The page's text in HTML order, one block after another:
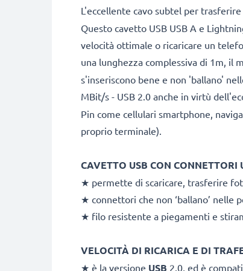
L'eccellente cavo subtel per
Questo cavetto USB USB A e
velocità ottimale o ricaricare un
una lunghezza complessiva di 1m, il
s'inseriscono bene e non 'ballano'
MBit/s - USB 2.0 anche in virtù
Pin come cellulari smartphone,
proprio terminale).
CAVETTO USB CON
★ permette di scaricare, trasferire
★ connettori che non ‘ballano’ nelle
★ filo resistente a piegamenti e
VELOCITÀ DI RICARICA E DI
★ è la versione USB 2.0, ed è